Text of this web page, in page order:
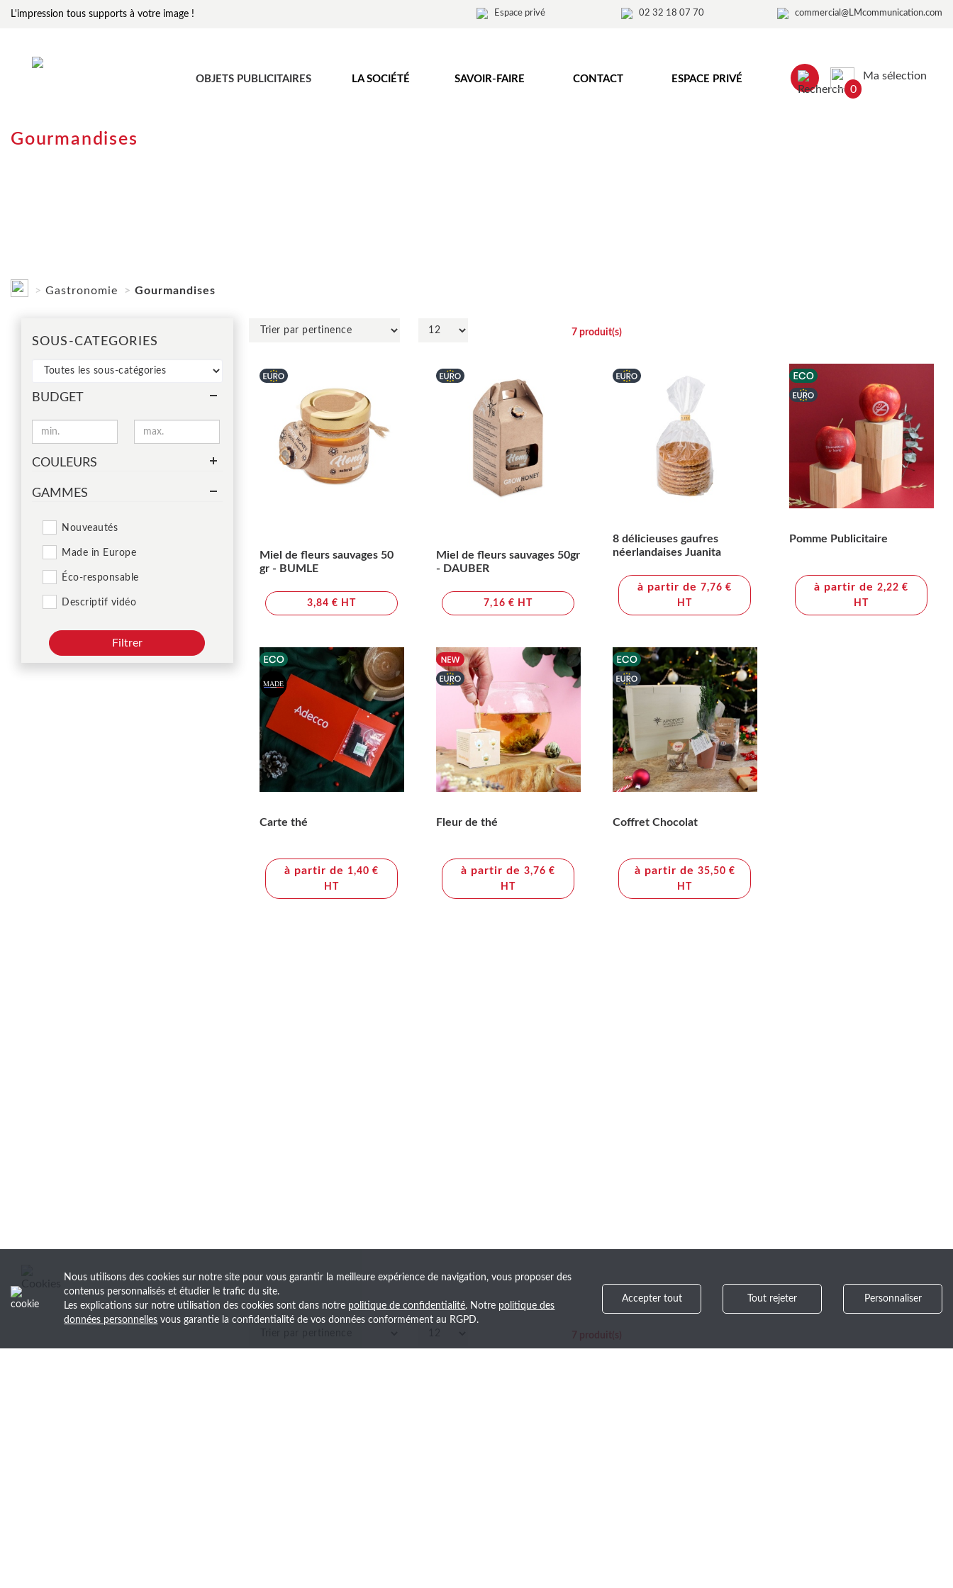
L'impression tous supports à votre image ! Espace privé 02 32 18 07 70 commercial@LMcommunication.com
OBJETS PUBLICITAIRES LA SOCIÉTÉ SAVOIR-FAIRE CONTACT ESPACE PRIVÉ
0
Ma sélection
Gourmandises
Gastronomie Gourmandises
SOUS-CATEGORIES
BUDGET
COULEURS
GAMMES
Nouveautés
Made in Europe
Éco-responsable
Descriptif vidéo
Filtrer
7produit(s)
Miel de fleurs sauvages 50
gr - BUMLE
3,84 € HT
Miel de fleurs sauvages 50gr
- DAUBER
7,16 € HT
8 délicieuses gaufres
néerlandaises Juanita
à partir de7,76 €
HT
Pomme Publicitaire
à partir de2,22 €
HT
Carte thé
à partir de 1,40 €
HT
Fleur de thé
à partir de3,76 €
HT
Coffret Chocolat
à partir de 35,50 €
HT
7 produit(s)
Nous utilisons des cookies sur notre site pour vous garantir la meilleure expérience de navigation, vous proposer des
contenus personnalisés et étudier le trafic du site.
Les explications sur notre utilisation des cookies sont dans notre politique de confidentialité. Notre politique des
données personnelles vous garantie la confidentialité de vos données conformément au RGPD.
Accepter tout Tout rejeter Personnaliser